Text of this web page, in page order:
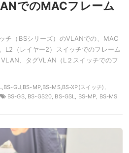
でのMACフレーム
チ（BSシリーズ）のVLANでの、MAC
L2（レイヤー2）スイッチでのフレーム
、タグVLAN（L２スイッチでのフ
GU,BS-MP,BS-MS,BS-XP(スイッチ),
BS-GS, BS-GS20, BS-GSL, BS-MP, BS-MS